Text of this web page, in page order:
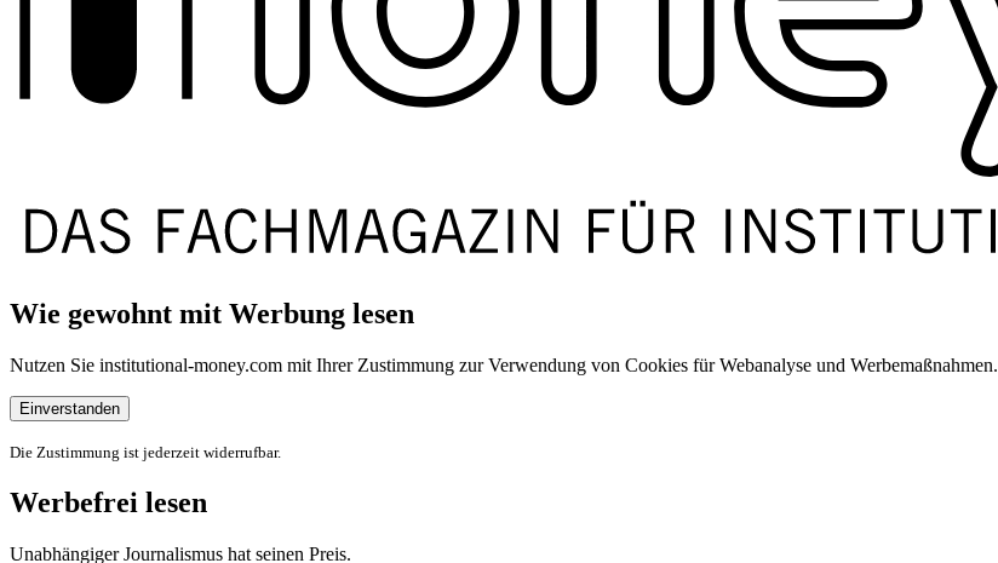
Wie gewohnt mit Werbung lesen
Nutzen Sie institutional-money.com mit Ihrer Zustimmung zur Verwendung von Cookies für Webanalyse und Werbemaßnahmen.
Einverstanden
Die Zustimmung ist jederzeit widerrufbar.
Werbefrei lesen
Unabhängiger Journalismus hat seinen Preis.